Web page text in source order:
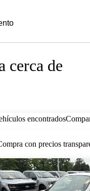
cerca de
encontrados
con precios